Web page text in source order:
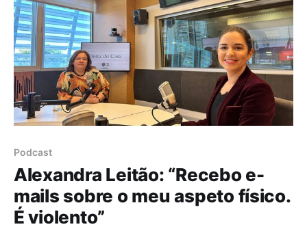
Podcast
Alexandra Leitão: “Recebo e-
mails sobre o meu aspeto físico.
É violento”